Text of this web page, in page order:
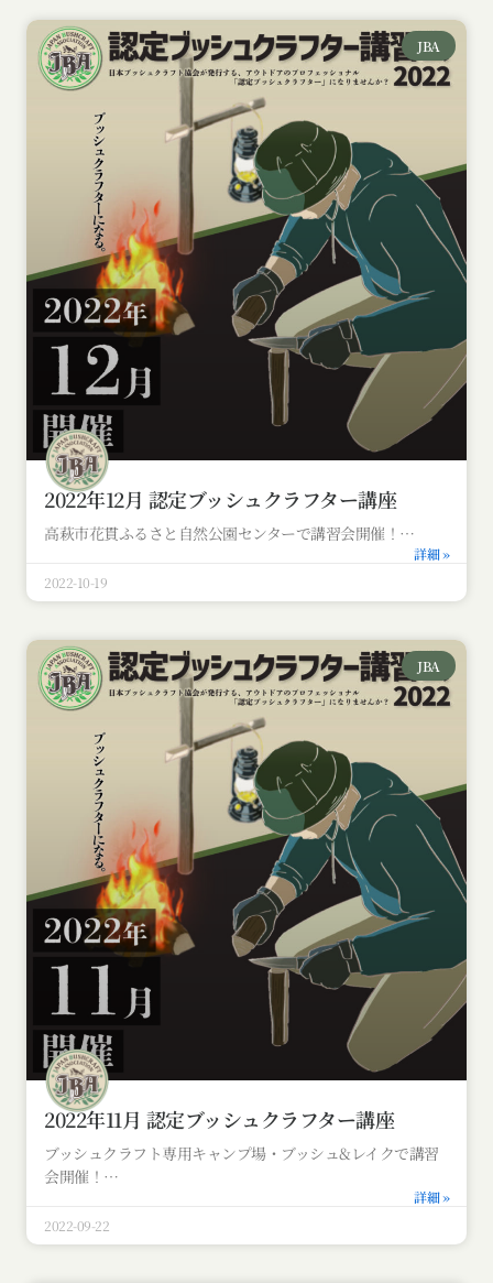
JBA
2022年12月 認定ブッシュクラフター講座
高萩市花貫ふるさと自然公園センターで講習会開催！
詳細 »
2022-10-19
JBA
2022年11月 認定ブッシュクラフター講座
ブッシュクラフト専用キャンプ場・ブッシュ&レイクで講習
会開催！
詳細 »
2022-09-22